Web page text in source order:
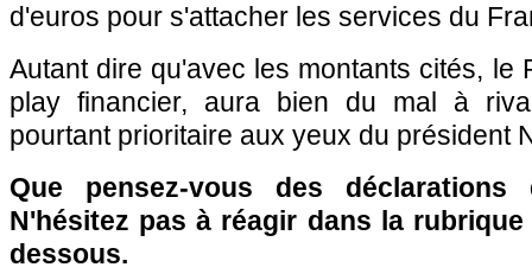
d'euros pour s'attacher les services du
Autant dire qu'avec les montants cités, le
play financier, aura bien du mal à
pourtant prioritaire aux yeux du président
Que pensez-vous des
N'hésitez pas à réagir dans la
dessous.